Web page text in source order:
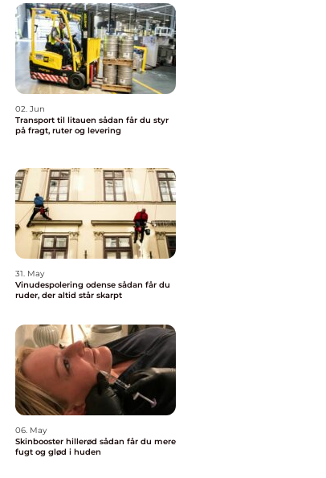
02. Jun
Transport til litauen sådan får du styr
på fragt, ruter og levering
31. May
Vinudespolering odense sådan får du
ruder, der altid står skarpt
06. May
Skinbooster hillerød sådan får du mere
fugt og glød i huden